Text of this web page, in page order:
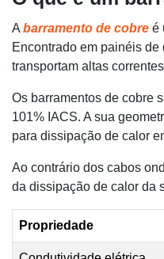
A barramento de cobre é
Encontrado em painéis
transportam altas
Os barramentos de cobre
101% IACS. A sua
para dissipação de calor
Ao contrário dos cabos
da dissipação de calor da
Propriedade